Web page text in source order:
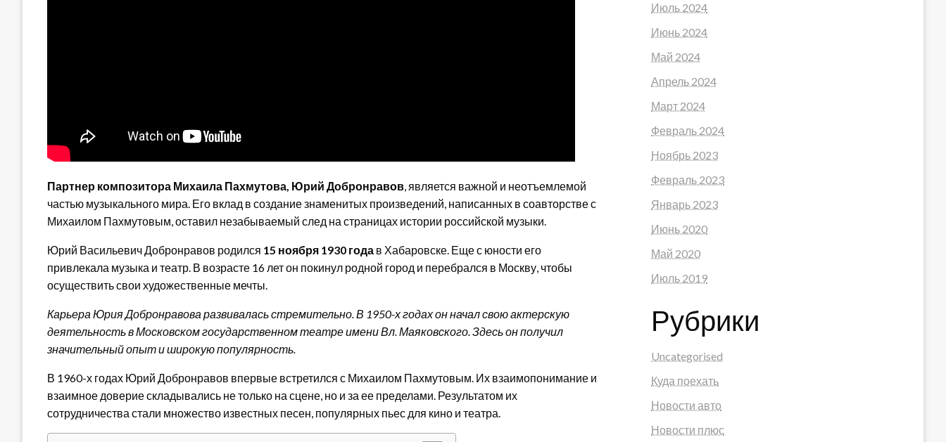
Партнер композитора Михаила Пахмутова, Юрий Добронравов, является важной и неотъемлемой
частью музыкального мира. Его вклад в создание знаменитых произведений, написанных в соавторстве с
Михаилом Пахмутовым, оставил незабываемый след на страницах истории российской музыки.
Юрий Васильевич Добронравов родился 15 ноября 1930 года в Хабаровске. Еще с юности его
привлекала музыка и театр. В возрасте 16 лет он покинул родной город и перебрался в Москву, чтобы
осуществить свои художественные мечты.
Карьера Юрия Добронравова развивалась стремительно. В 1950-х годах он начал свою актерскую
деятельность в Московском государственном театре имени Вл. Маяковского. Здесь он получил
значительный опыт и широкую популярность.
В 1960-х годах Юрий Добронравов впервые встретился с Михаилом Пахмутовым. Их взаимопонимание и
взаимное доверие складывались не только на сцене, но и за ее пределами. Результатом их
сотрудничества стали множество известных песен, популярных пьес для кино и театра.
Июль 2024
Июнь 2024
Май 2024
Апрель 2024
Март 2024
Февраль 2024
Ноябрь 2023
Февраль 2023
Январь 2023
Июнь 2020
Май 2020
Июль 2019
Рубрики
Uncategorised
Куда поехать
Новости авто
Новости плюс